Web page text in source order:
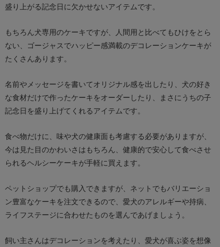
盛り上がる記念日に欠かせないアイテムです。
もちろん犬専用のケーキですが、人間用と比べてもひけをとら
ない、ゴージャスでハッピー感満載のデコレーションケーキが
たくさんあります。
名前やメッセージを書いてオリジナル感を出したり、犬の好き
な食材だけで作ったケーキをオーダーしたり、まさにうちの子
記念日を盛り上げてくれるアイテムです。
食べ物だけに、味や犬の健康面も考慮する必要がありますが、
今は見た目のかわいさはもちろん、健康的で安心して食べさせ
られるヘルシーケーキが手軽に買えます。
ペットショップでも購入できますが、ネットでもバリエーショ
ン豊富なケーキを注文できるので、愛犬のアレルギーや持病、
ライフステージに合わせたものを選んであげましょう。
飼い主さんはデコレーションを考えたり、愛犬が喜ぶ姿を想像